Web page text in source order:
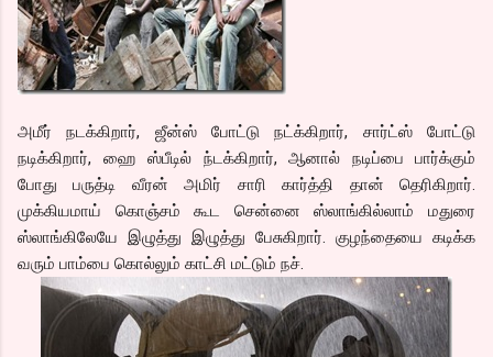
அமீர் நடக்கிறார், ஜீன்ஸ் போட்டு நட்க்கிறார், சார்ட்ஸ் போட்டு
நடிக்கிறார், ஹை ஸ்பீடில் ந்டக்கிறார், ஆனால் நடிப்பை பார்க்கும்
போது பருத்டி வீரன் அமிர் சாரி கார்த்தி தான் தெரிகிறார்.
முக்கியமாய் கொஞ்சம் கூட சென்னை ஸ்லாங்கில்லாம் மதுரை
ஸ்லாங்கிலேயே இழுத்து இழுத்து பேசுகிறார். குழந்தையை கடிக்க
வரும் பாம்பை கொல்லும் காட்சி மட்டும் நச்.